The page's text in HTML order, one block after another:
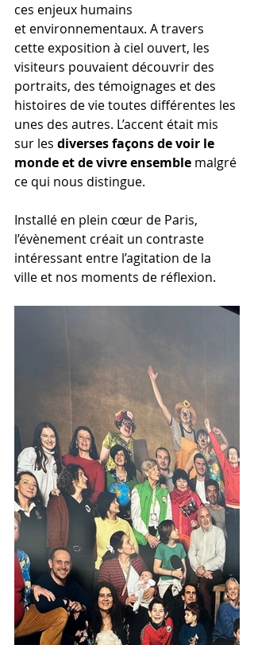
ces enjeux humains
et environnementaux. A travers
cette exposition à ciel ouvert, les
visiteurs pouvaient découvrir des
portraits, des témoignages et des
histoires de vie toutes différentes les
unes des autres. L’accent était mis
sur les diverses façons de voir le
monde et de vivre ensemble malgré
ce qui nous distingue.
Installé en plein cœur de Paris,
l’évènement créait un contraste
intéressant entre l’agitation de la
ville et nos moments de réflexion.